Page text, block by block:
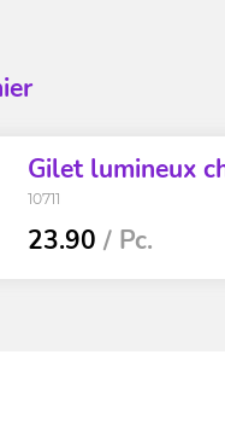
Gilet lumineux
10711
23.90 / Pc.